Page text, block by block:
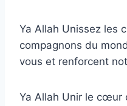
Ya Allah Unissez les
compagnons du
vous et renforcent
Ya Allah Unir le cœur